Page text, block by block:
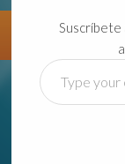
Suscríbete
Type
your